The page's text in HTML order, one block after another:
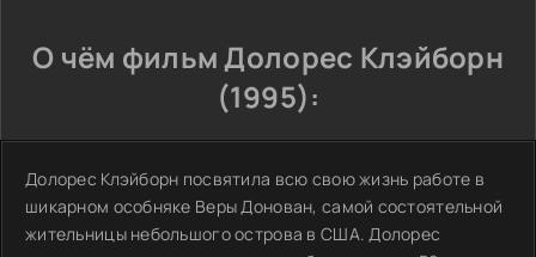
О чём фильм Долорес Клэйборн
(1995):
Долорес Клэйборн посвятила всю свою жизнь работе в
шикарном особняке Веры Донован, самой состоятельной
жительницы небольшого острова в США. Долорес